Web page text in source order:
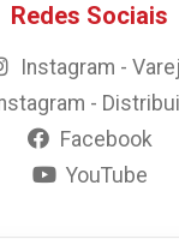
Redes Sociais
Instagram -
-
Facebook
YouTube